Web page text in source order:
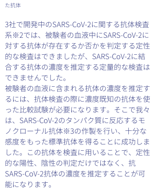
た抗体
3社で開発中のSARS-CoV-2に関する抗体検査
系※2では、被験者の血液中にSARS-CoV-2に
対する抗体が存在するか否かを判定する定性
的な検査はできましたが、SARS-CoV-2に結
合する抗体の濃度を推定する定量的な検査は
できませんでした。
被験者の血液に含まれる抗体の濃度を推定す
るには、抗体検査の際に濃度既知の抗体を使
った比較試験が必要になります。そこで我々
は、SARS-CoV-2のタンパク質に反応するモ
ノクローナル抗体※3の作製を行い、十分な
感度をもった標準抗体を得ることに成功しま
した。この抗体を検査に用いることで、定性
的な陽性、陰性の判定だけではなく、抗
SARS-CoV-2抗体の濃度を推定することが可
能になります。